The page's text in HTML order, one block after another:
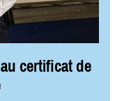
certificat de